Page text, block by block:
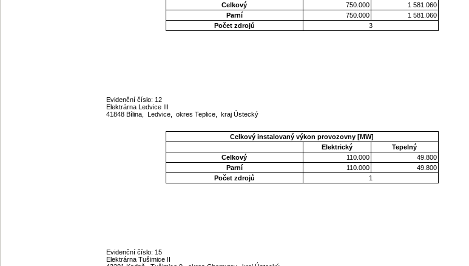
Celkový
750.000
1 581.060
Parní
750.000
1 581.060
Počet zdrojů
3
Evidenční číslo: 12
Elektrárna Ledvice III
41848 Bílina, Ledvice, okres Teplice, kraj Ústecký
Celkový instalovaný výkon provozovny [MW]
Elektrický
Tepelný
Celkový
110.000
49.800
Parní
110.000
49.800
Počet zdrojů
1
Evidenční číslo: 15
Elektrárna Tušimice II